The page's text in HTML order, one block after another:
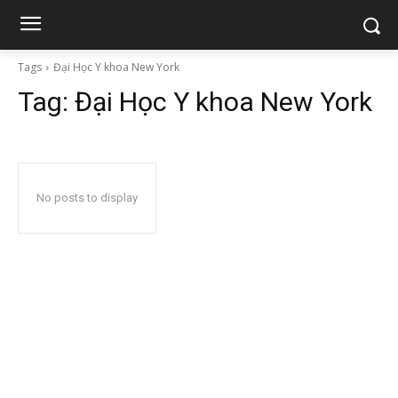
Tags Đại Học Y khoa New York
Tag: Đại Học Y khoa New York
No posts to display